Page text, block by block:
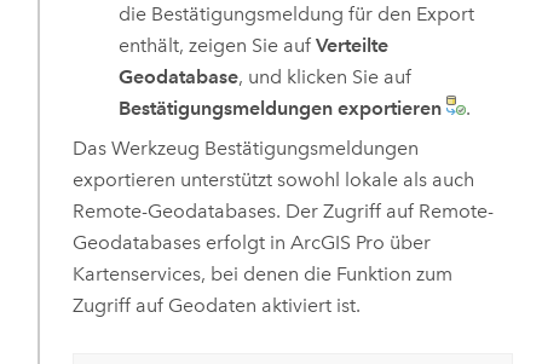
die Bestätigungsmeldung für den Export
enthält, zeigen Sie aufVerteilte
Geodatabase, und klicken Sie auf
Bestätigungsmeldungen exportieren
.
Das Werkzeug Bestätigungsmeldungen
exportieren unterstützt sowohl lokale als auch
Remote-Geodatabases. Der Zugriff auf Remote-
Geodatabases erfolgt in ArcGIS Pro über
Kartenservices, bei denen die Funktion zum
Zugriff auf Geodaten aktiviert ist.